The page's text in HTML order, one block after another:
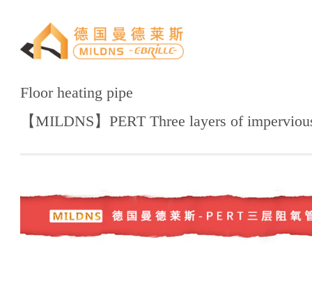
Floor heating pipe
【MILDNS】PERT Three layers of